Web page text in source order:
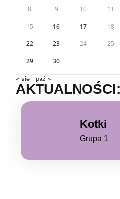
8 9 10 11
15 16 17 18
22 23 24 25
29 30
« sie paź »
AKTUALNOŚCI:
Kotki
Grupa 1